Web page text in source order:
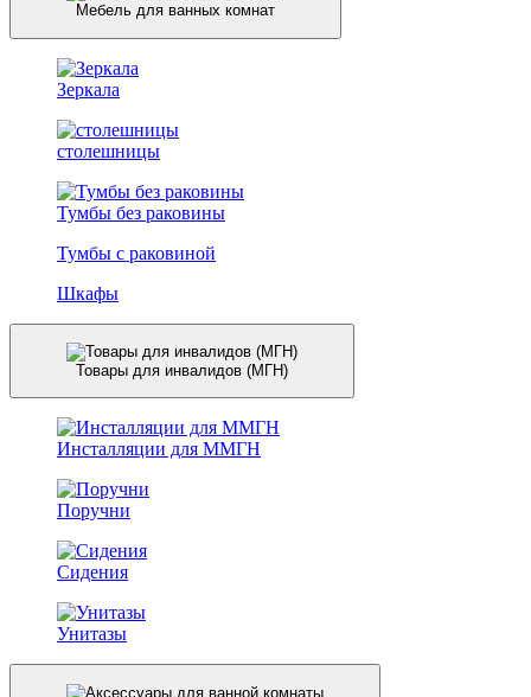
Мебель для ванных комнат
Зеркала
столешницы
Тумбы без раковины
Тумбы с раковиной
Шкафы
Товары для инвалидов (МГН)
Инсталляции для ММГН
Поручни
Сидения
Унитазы